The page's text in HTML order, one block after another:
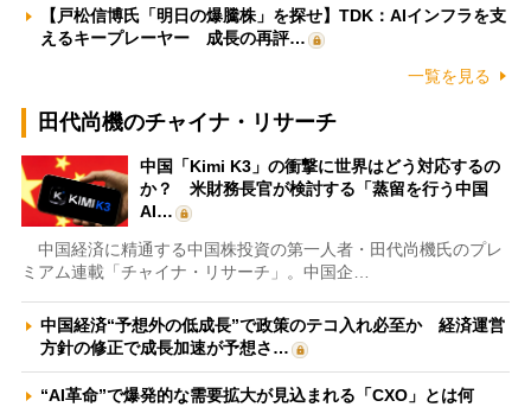
【戸松信博氏「明日の爆騰株」を探せ】TDK：AIインフラを支
えるキープレーヤー 成長の再評…
一覧を見る
田代尚機のチャイナ・リサーチ
中国「Kimi K3」の衝撃に世界はどう対応するの
か？ 米財務長官が検討する「蒸留を行う中国
AI…
中国経済に精通する中国株投資の第一人者・田代尚機氏のプレ
ミアム連載「チャイナ・リサーチ」。中国企…
中国経済“予想外の低成長”で政策のテコ入れ必至か 経済運営
方針の修正で成長加速が予想さ…
“AI革命”で爆発的な需要拡大が見込まれる「CXO」とは何